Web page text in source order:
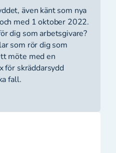
även känt som nya
med 1 oktober 2022.
dig som arbetsgivare?
som rör dig som
möte med en
för skräddarsydd
fall.